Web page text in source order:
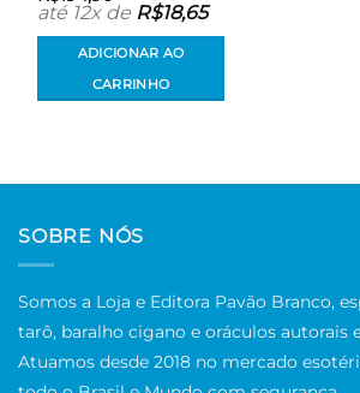
até 12x de R$18,65
ADICIONAR AO
CARRINHO
SOBRE NÓS
Somos a Loja e Editora Pavão Branco,
tarô, baralho cigano e oráculos autorais
Atuamos desde 2018 no mercado